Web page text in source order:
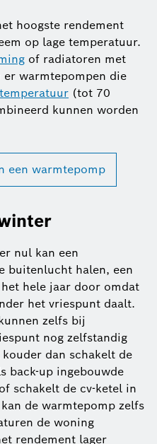
hoogste rendement
op lage temperatuur.
of radiatoren met
warmtepompen die
(tot 70
kunnen worden
een warmtepomp
nul kan een
buitenlucht halen, een
hele jaar door omdat
het vriespunt daalt.
zelfs bij
nog zelfstandig
dan schakelt de
back-up ingebouwde
schakelt de cv-ketel in
de warmtepomp zelfs
de woning
rendement lager